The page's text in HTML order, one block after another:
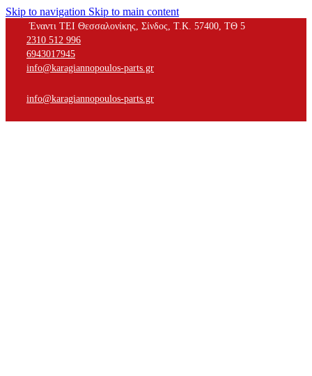
Skip to navigation Skip to main content
Έναντι ΤΕΙ Θεσσαλονίκης, Σίνδος, Τ.Κ. 57400, ΤΘ 5
2310 512 996
6943017945
info@karagiannopoulos-parts.gr
info@karagiannopoulos-parts.gr